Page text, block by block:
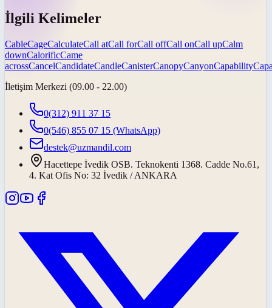
İlgili Kelimeler
CableCageCalculateCall atCall forCall offCall onCall upCalm
downCalorificCame
acrossCancelCandidateCandleCanisterCanopyCanyonCapability
İletişim Merkezi (09.00 - 22.00)
0(312) 911 37 15
0(546) 855 07 15 (WhatsApp)
destek@uzmandil.com
Hacettepe İvedik OSB. Teknokenti 1368. Cadde No.61,
4. Kat Ofis No: 32 İvedik / ANKARA